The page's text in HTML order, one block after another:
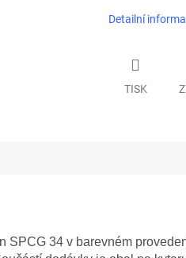
Detailní
TISK
SPCG 34 v barevném